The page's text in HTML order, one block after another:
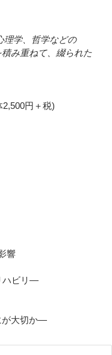
理学、哲学などの
み重ねて、綴られた
円＋税)
響
ハビリ―
大切か―